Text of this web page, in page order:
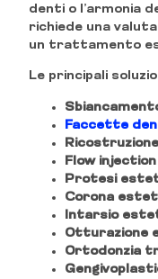
denti o l’armonia
richiede una
un trattamento
Le principali
Faccette
Flow
Protesi
Corona
Intarsio
Otturazione
Ortodonzia